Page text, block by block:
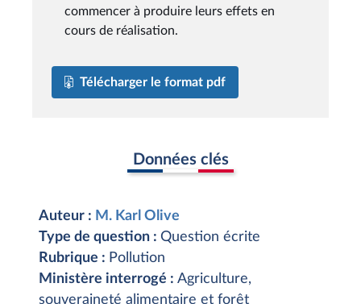
commencer à produire leurs effets en
cours de réalisation.
Télécharger le format pdf
Données clés
Auteur : M. Karl Olive
Type de question : Question écrite
Rubrique : Pollution
Ministère interrogé : Agriculture,
souveraineté alimentaire et forêt